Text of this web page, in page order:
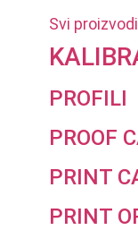
Svi
PROFILI
PROOF
PRINT
PRINT